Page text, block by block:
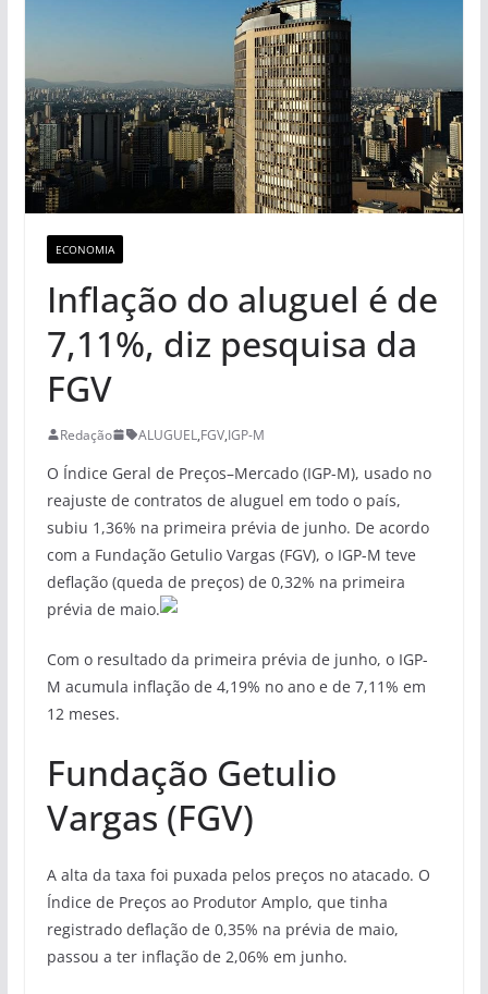
ECONOMIA
Inflação do aluguel é de
7,11%, diz pesquisa da
FGV
Redação ALUGUEL,FGV,IGP-M
O Índice Geral de Preços–Mercado (IGP-M), usado no
reajuste de contratos de aluguel em todo o país,
subiu 1,36% na primeira prévia de junho. De acordo
com a Fundação Getulio Vargas (FGV), o IGP-M teve
deflação (queda de preços) de 0,32% na primeira
prévia de maio.
Com o resultado da primeira prévia de junho, o IGP-
M acumula inflação de 4,19% no ano e de 7,11% em
12 meses.
Fundação Getulio
Vargas (FGV)
A alta da taxa foi puxada pelos preços no atacado. O
Índice de Preços ao Produtor Amplo, que tinha
registrado deflação de 0,35% na prévia de maio,
passou a ter inflação de 2,06% em junho.